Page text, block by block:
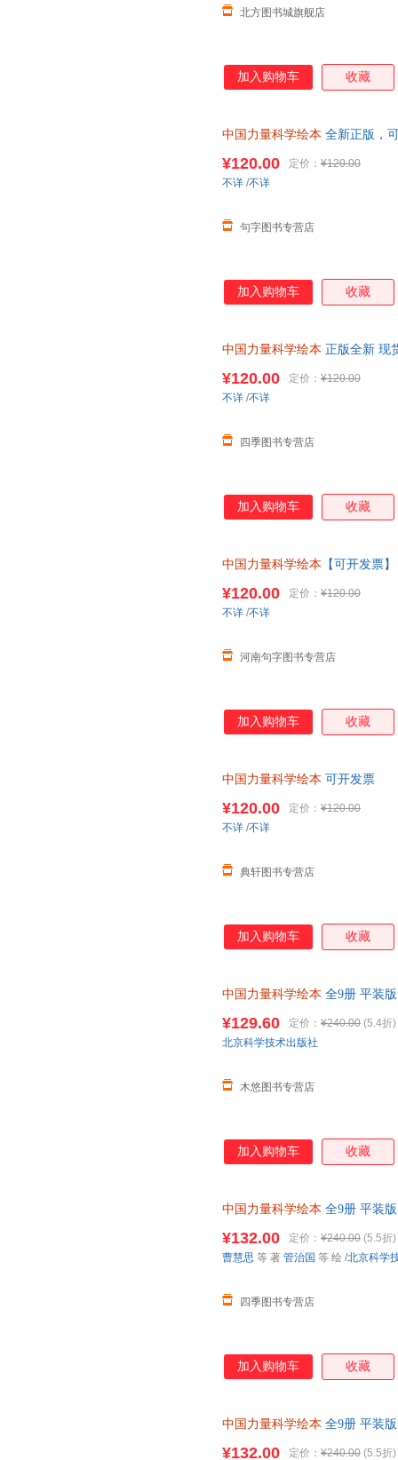
北方图书城旗舰店
加入购物车 收藏
中国力量科学绘本 全新正版，
¥120.00 定价： ¥120.00
句字图书专营店
不详 /不详
加入购物车 收藏
中国力量科学绘本 正版全新 现
¥120.00 定价： ¥120.00
四季图书专营店
不详 /不详
加入购物车 收藏
中国力量科学绘本 【可开发票】
¥120.00 定价： ¥120.00
河南句字图书专营店
不详 /不详
加入购物车 收藏
中国力量科学绘本 可开发票
¥120.00 定价： ¥120.00
典轩图书专营店
不详 /不详
加入购物车 收藏
中国力量科学绘本 全9册 平装
¥129.60 定价： ¥240.00 (5.4折)
木悠图书专营店
北京科学技术出版社
加入购物车 收藏
中国力量科学绘本 全9册 平装
¥132.00 定价： ¥240.00 (5.5折)
四季图书专营店
曹慧思 等 著 管治国 等 绘 /北京科学
加入购物车 收藏
中国力量科学绘本 全9册 平装
¥132.00 定价： ¥240.00 (5.5折)